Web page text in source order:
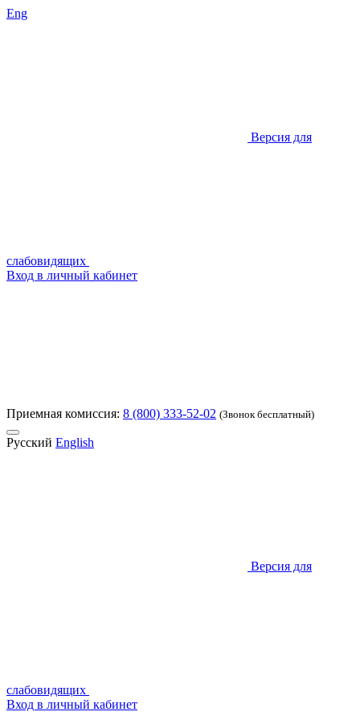
Eng
Версия для
слабовидящих
Вход в личный кабинет
Приемная комиссия: 8 (800) 333-52-02 (Звонок бесплатный)
Русский English
Версия для
слабовидящих
Вход в личный кабинет